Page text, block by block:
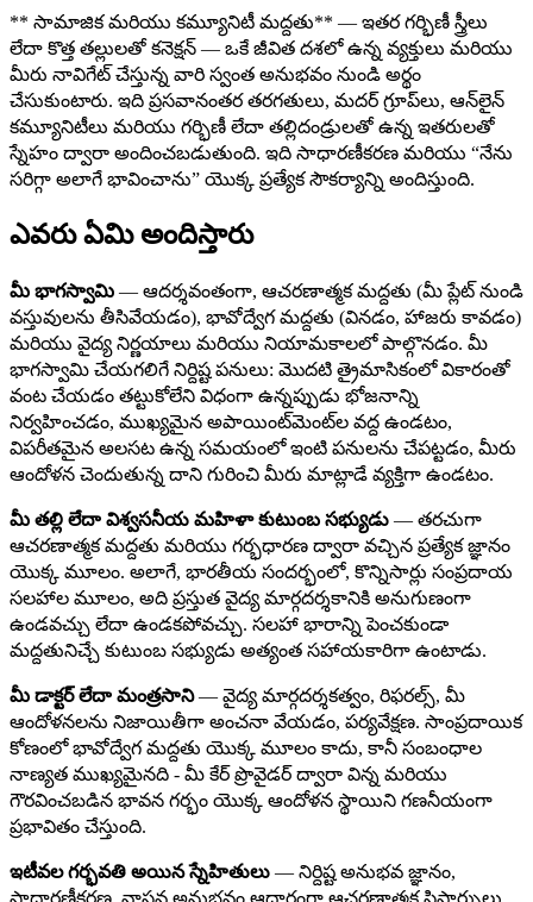
** సామాజిక మరియు కమ్యూనిటీ మద్దతు** — ఇతర గర్భిణీ స్త్రీలు
లేదా కొత్త తల్లులతో కనెక్షన్ — ఒకే జీవిత దశలో ఉన్న వ్యక్తులు మరియు
మీరు నావిగేట్ చేస్తున్న వారి స్వంత అనుభవం నుండి అర్థం
చేసుకుంటారు. ఇది ప్రసవానంతర తరగతులు, మదర్ గ్రూప్‌లు, ఆన్‌లైన్
కమ్యూనిటీలు మరియు గర్భిణీ లేదా తల్లిదండ్రులతో ఉన్న ఇతరులతో
స్నేహం ద్వారా అందించబడుతుంది. ఇది సాధారణీకరణ మరియు “నేను
సరిగ్గా అలాగే భావించాను” యొక్క ప్రత్యేక సౌకర్యాన్ని అందిస్తుంది.
ఎవరు ఏమి అందిస్తారు
మీ భాగస్వామి — ఆదర్శవంతంగా, ఆచరణాత్మక మద్దతు (మీ ప్లేట్ నుండి
వస్తువులను తీసివేయడం), భావోద్వేగ మద్దతు (వినడం, హాజరు కావడం)
మరియు వైద్య నిర్ణయాలు మరియు నియామకాలలో పాల్గొనడం. మీ
భాగస్వామి చేయగలిగే నిర్దిష్ట పనులు: మొదటి త్రైమాసికంలో వికారంతో
వంట చేయడం తట్టుకోలేని విధంగా ఉన్నప్పుడు భోజనాన్ని
నిర్వహించడం, ముఖ్యమైన అపాయింట్‌మెంట్‌ల వద్ద ఉండటం,
విపరీతమైన అలసట ఉన్న సమయంలో ఇంటి పనులను చేపట్టడం, మీరు
ఆందోళన చెందుతున్న దాని గురించి మీరు మాట్లాడే వ్యక్తిగా ఉండటం.
మీ తల్లి లేదా విశ్వసనీయ మహిళా కుటుంబ సభ్యుడు — తరచుగా
ఆచరణాత్మక మద్దతు మరియు గర్భధారణ ద్వారా వచ్చిన ప్రత్యేక జ్ఞానం
యొక్క మూలం. అలాగే, భారతీయ సందర్భంలో, కొన్నిసార్లు సంప్రదాయ
సలహాల మూలం, అది ప్రస్తుత వైద్య మార్గదర్శకానికి అనుగుణంగా
ఉండవచ్చు లేదా ఉండకపోవచ్చు. సలహా భారాన్ని పెంచకుండా
మద్దతునిచ్చే కుటుంబ సభ్యుడు అత్యంత సహాయకారిగా ఉంటాడు.
మీ డాక్టర్ లేదా మంత్రసాని— వైద్య మార్గదర్శకత్వం, రిఫరల్స్, మీ
ఆందోళనలను నిజాయితీగా అంచనా వేయడం, పర్యవేక్షణ. సాంప్రదాయిక
కోణంలో భావోద్వేగ మద్దతు యొక్క మూలం కాదు, కానీ సంబంధాల
నాణ్యత ముఖ్యమైనది - మీ కేర్ ప్రొవైడర్ ద్వారా విన్న మరియు
గౌరవించబడిన భావన గర్భం యొక్క ఆందోళన స్థాయిని గణనీయంగా
ప్రభావితం చేస్తుంది.
ఇటీవల గర్భవతి అయిన స్నేహితులు — నిర్దిష్ట అనుభవ జ్ఞానం,